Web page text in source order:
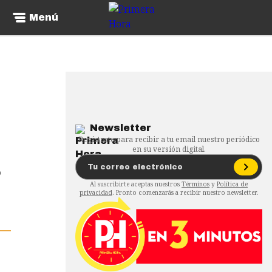
Menú
Newsletter
Regístrate para recibir a tu email nuestro periódico
en su versión digital.
Al suscribirte aceptas nuestros Términos y Política de
privacidad. Pronto comenzarás a recibir nuestro newsletter.